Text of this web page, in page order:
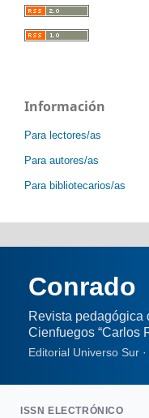
Información
Para lectores/as
Para autores/as
Para bibliotecarios/as
Conrado
Revista pedagógica
Cienfuegos “Carlos
Editorial Universo Sur
ISSN ELECTRÓNICO